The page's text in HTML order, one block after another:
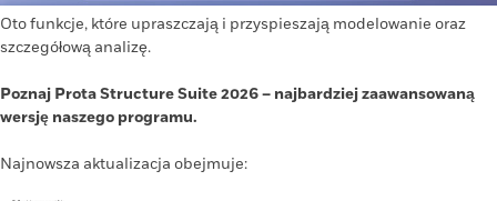
Oto funkcje, które upraszczają i przyspieszają modelowanie oraz
szczegółową analizę.
Poznaj Prota Structure Suite 2026 – najbardziej zaawansowaną
wersję naszego programu.
Najnowsza aktualizacja obejmuje: